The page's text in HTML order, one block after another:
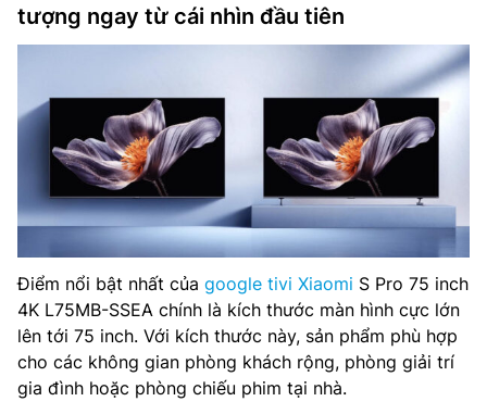
tượng ngay từ cái nhìn đầu tiên
Điểm nổi bật nhất của google tivi Xiaomi S Pro 75 inch
4K L75MB-SSEA chính là kích thước màn hình cực lớn
lên tới 75 inch. Với kích thước này, sản phẩm phù hợp
cho các không gian phòng khách rộng, phòng giải trí
gia đình hoặc phòng chiếu phim tại nhà.